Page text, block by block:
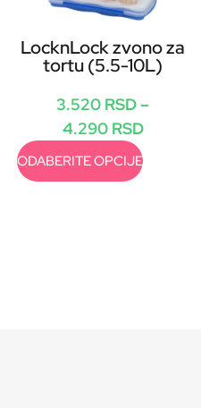
LocknLock zvono za
tortu (5.5-10L)
3.520 RSD–
4.290 RSD
ODABERITE OPCIJE